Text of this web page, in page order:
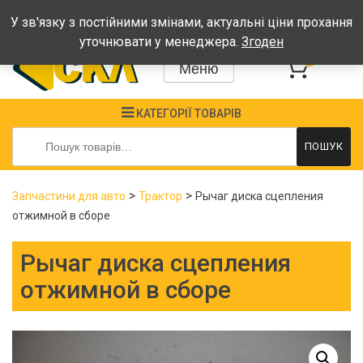
Графік: Пн-Пт: 08:00-17:00, Сб-Нд - вихідні
Меню
КАТЕГОРІЇ ТОВАРІВ
Шукати:
ПОШУК
Запчастини для авто > Трактор > Рычаг диска сцепления
отжимной в сборе
Рычаг диска сцепления
отжимной в сборе
У зв'язку з постійними змінами, актуальні ціни прохання
уточнювати у менеджера. Згоден